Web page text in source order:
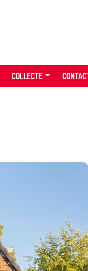
COLLECTE